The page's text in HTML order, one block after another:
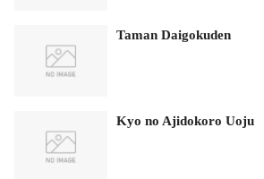
Taman Daigokuden
Kyo no Ajidokoro Uoju